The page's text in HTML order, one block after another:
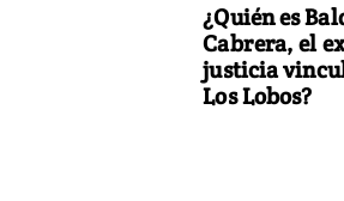
¿Quién es
Cabrera, el
justicia
Los Lobos?